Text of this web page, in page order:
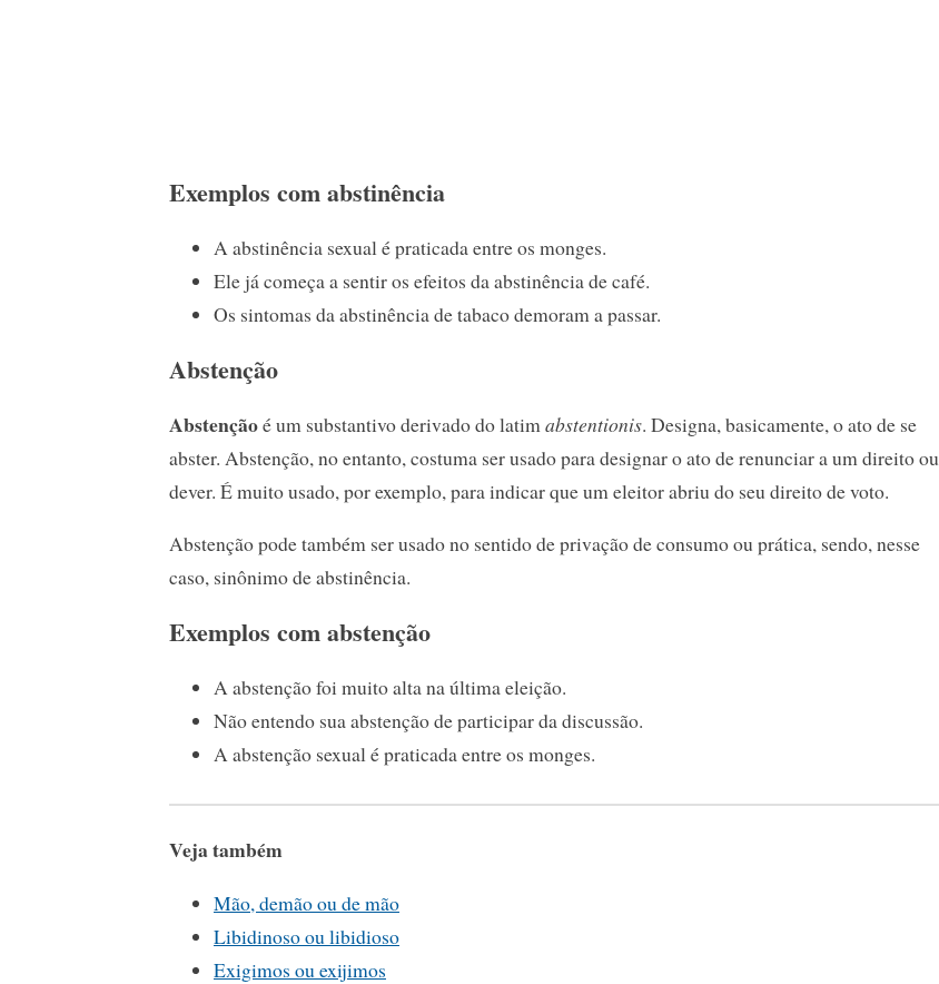
Exemplos com abstinência
A abstinência sexual é praticada entre os monges.
Ele já começa a sentir os efeitos da abstinência de café.
Os sintomas da abstinência de tabaco demoram a passar.
Abstenção
Abstençãoé um substantivo derivado do latim abstentionis. Designa, basicamente, o ato de se
abster. Abstenção, no entanto, costuma ser usado para designar o ato de renunciar a um direito ou
dever. É muito usado, por exemplo, para indicar que um eleitor abriu do seu direito de voto.
Abstenção pode também ser usado no sentido de privação de consumo ou prática, sendo, nesse
caso, sinônimo de abstinência.
Exemplos com abstenção
A abstenção foi muito alta na última eleição.
Não entendo sua abstenção de participar da discussão.
A abstenção sexual é praticada entre os monges.
Veja também
Mão, demão ou de mão
Libidinoso ou libidioso
Exigimos ou exijimos